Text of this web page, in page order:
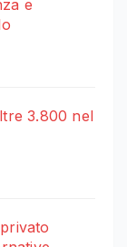
e
3.800 nel